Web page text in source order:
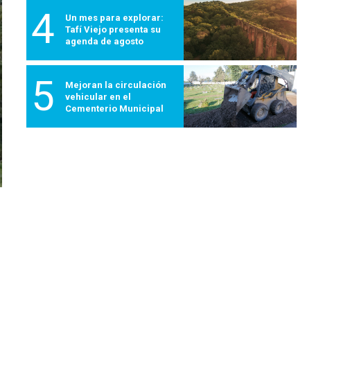
4
Un mes para explorar:
Tafí Viejo presenta su
agenda de agosto
5
Mejoran la circulación
vehicular en el
Cementerio Municipal